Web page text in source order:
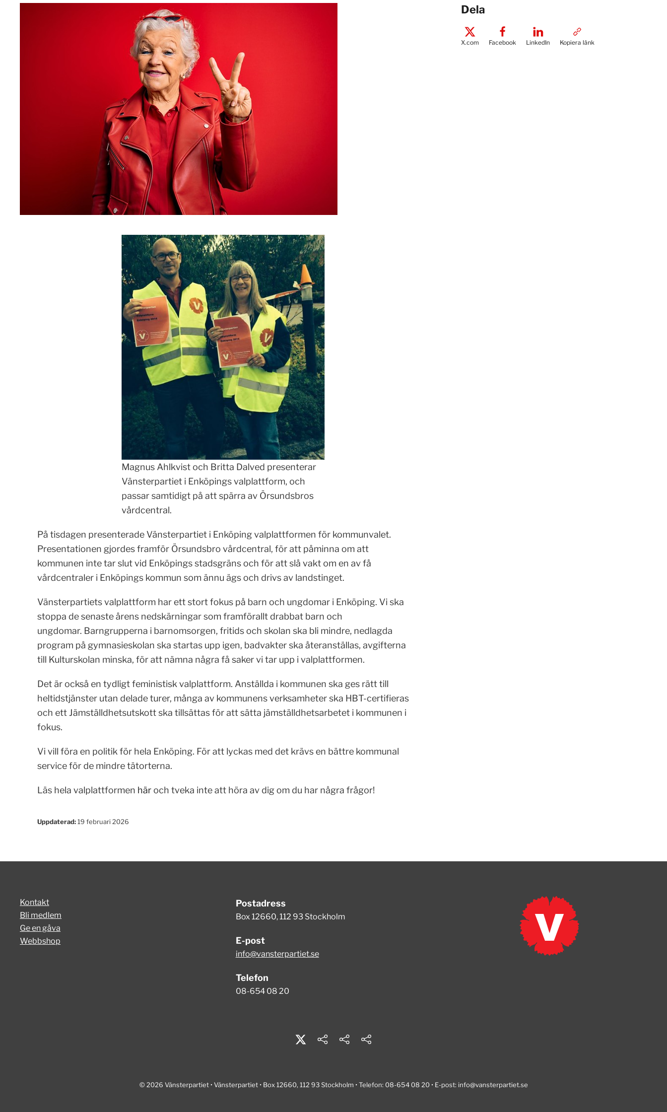
Magnus Ahlkvist och Britta Dalved presenterar
Vänsterpartiet i Enköpings valplattform, och
passar samtidigt på att spärra av Örsundsbros
vårdcentral.
På tisdagen presenterade Vänsterpartiet i Enköping valplattformen för kommunvalet.
Presentationen gjordes framför Örsundsbro vårdcentral, för att påminna om att
kommunen inte tar slut vid Enköpings stadsgräns och för att slå vakt om en av få
vårdcentraler i Enköpings kommun som ännu ägs och drivs av landstinget.
Vänsterpartiets valplattform har ett stort fokus på barn och ungdomar i Enköping. Vi ska
stoppa de senaste årens nedskärningar som framförallt drabbat barn och
ungdomar. Barngrupperna i barnomsorgen, fritids och skolan ska bli mindre, nedlagda
program på gymnasieskolan ska startas upp igen, badvakter ska återanställas, avgifterna
till Kulturskolan minska, för att nämna några få saker vi tar upp i valplattformen.
Det är också en tydligt feministisk valplattform. Anställda i kommunen ska ges rätt till
heltidstjänster utan delade turer, många av kommunens verksamheter ska HBT-certifieras
och ett Jämställdhetsutskott ska tillsättas för att sätta jämställdhetsarbetet i kommunen i
fokus.
Vi vill föra en politik för hela Enköping. För att lyckas med det krävs en bättre kommunal
service för de mindre tätorterna.
Läs hela valplattformen häroch tveka inte att höra av dig om du har några frågor!
Uppdaterad:19 februari 2026
Dela
X.com Facebook LinkedIn Kopiera länk
Kontakt
Bli medlem
Ge en gåva
Webbshop
Postadress
Box 12660, 112 93 Stockholm
E-post
info@vansterpartiet.se
Telefon
08-654 08 20
© 2026 Vänsterpartiet • Vänsterpartiet • Box 12660, 112 93 Stockholm • Telefon: 08-654 08 20 • E-post: info@vansterpartiet.se